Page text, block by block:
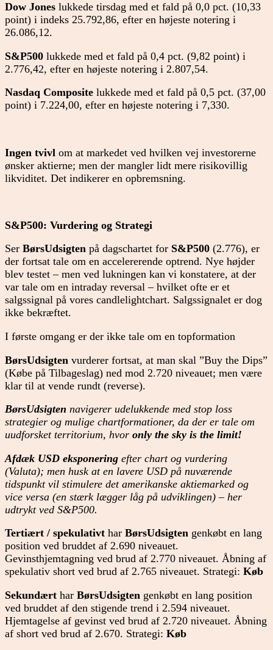
Dow Jones lukkede tirsdag med et fald på 0,0 pct. (10,33
point) i indeks 25.792,86, efter en højeste notering i
26.086,12.
S&P500 lukkede med et fald på 0,4 pct. (9,82 point) i
2.776,42, efter en højeste notering i 2.807,54.
Nasdaq Composite lukkede med et fald på 0,5 pct. (37,00
point) i 7.224,00, efter en højeste notering i 7,330.
Ingen tvivl om at markedet ved hvilken vej investorerne
ønsker aktierne; men der mangler lidt mere risikovillig
likviditet. Det indikerer en opbremsning.
S&P500: Vurdering og Strategi
Ser BørsUdsigten på dagschartet for S&P500 (2.776), er
der fortsat tale om en accelererende optrend. Nye højder
blev testet – men ved lukningen kan vi konstatere, at der
var tale om en intraday reversal – hvilket ofte er et
salgssignal på vores candlelightchart. Salgssignalet er dog
ikke bekræftet.
I første omgang er der ikke tale om en topformation
BørsUdsigten vurderer fortsat, at man skal ”Buy the Dips”
(Købe på Tilbageslag) ned mod 2.720 niveauet; men være
klar til at vende rundt (reverse).
BørsUdsigten navigerer udelukkende med stop loss
strategier og mulige chartformationer, da der er tale om
uudforsket territorium, hvor only the sky is the limit!
Afdæk USD eksponering efter chart og vurdering
(Valuta); men husk at en lavere USD på nuværende
tidspunkt vil stimulere det amerikanske aktiemarked og
vice versa (en stærk lægger låg på udviklingen) – her
udtrykt ved S&P500.
Tertiært / spekulativt har BørsUdsigten genkøbt en lang
position ved bruddet af 2.690 niveauet.
Gevinsthjemtagning ved brud af 2.770 niveauet. Åbning af
spekulativ short ved brud af 2.765 niveauet. Strategi: Køb
Sekundært har BørsUdsigten genkøbt en lang position
ved bruddet af den stigende trend i 2.594 niveauet.
Hjemtagelse af gevinst ved brud af 2.720 niveauet. Åbning
af short ved brud af 2.670. Strategi: Køb